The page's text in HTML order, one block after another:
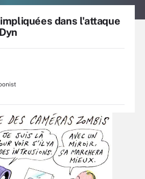
dans l'attaque